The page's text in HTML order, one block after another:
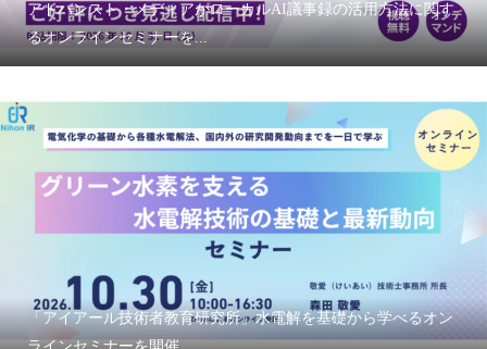
アドバンスト・メディアがローカルAI議事録の活用方法に関す
るオンラインセミナーを...
「アイアール技術者教育研究所」水電解を基礎から学べるオン